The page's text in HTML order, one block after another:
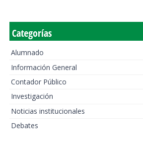
Categorías
Alumnado
Información General
Contador Público
Investigación
Noticias institucionales
Debates